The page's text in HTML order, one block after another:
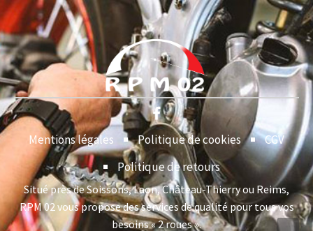
Mentions légales Politique de cookies
CGV
Politique de retours
Situé près de Soissons, Laon, Château-Thierry ou Reims,
RPM 02 vous propose des services de qualité pour tous vos
besoins « 2 roues ».